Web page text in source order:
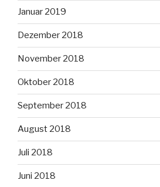
Januar 2019
Dezember 2018
November 2018
Oktober 2018
September 2018
August 2018
Juli 2018
Juni 2018